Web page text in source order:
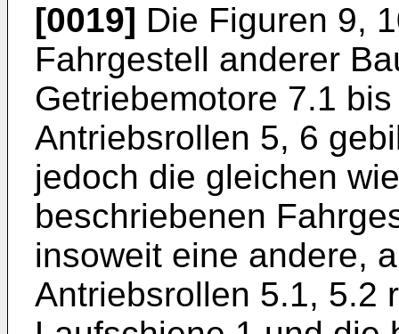
[0019] Die Figuren 9,
Fahrgestell anderer
Getriebemotore 7.1
Antriebsrollen 5, 6
jedoch die gleichen
beschriebenen
insoweit eine andere,
Antriebsrollen 5.1, 5.2